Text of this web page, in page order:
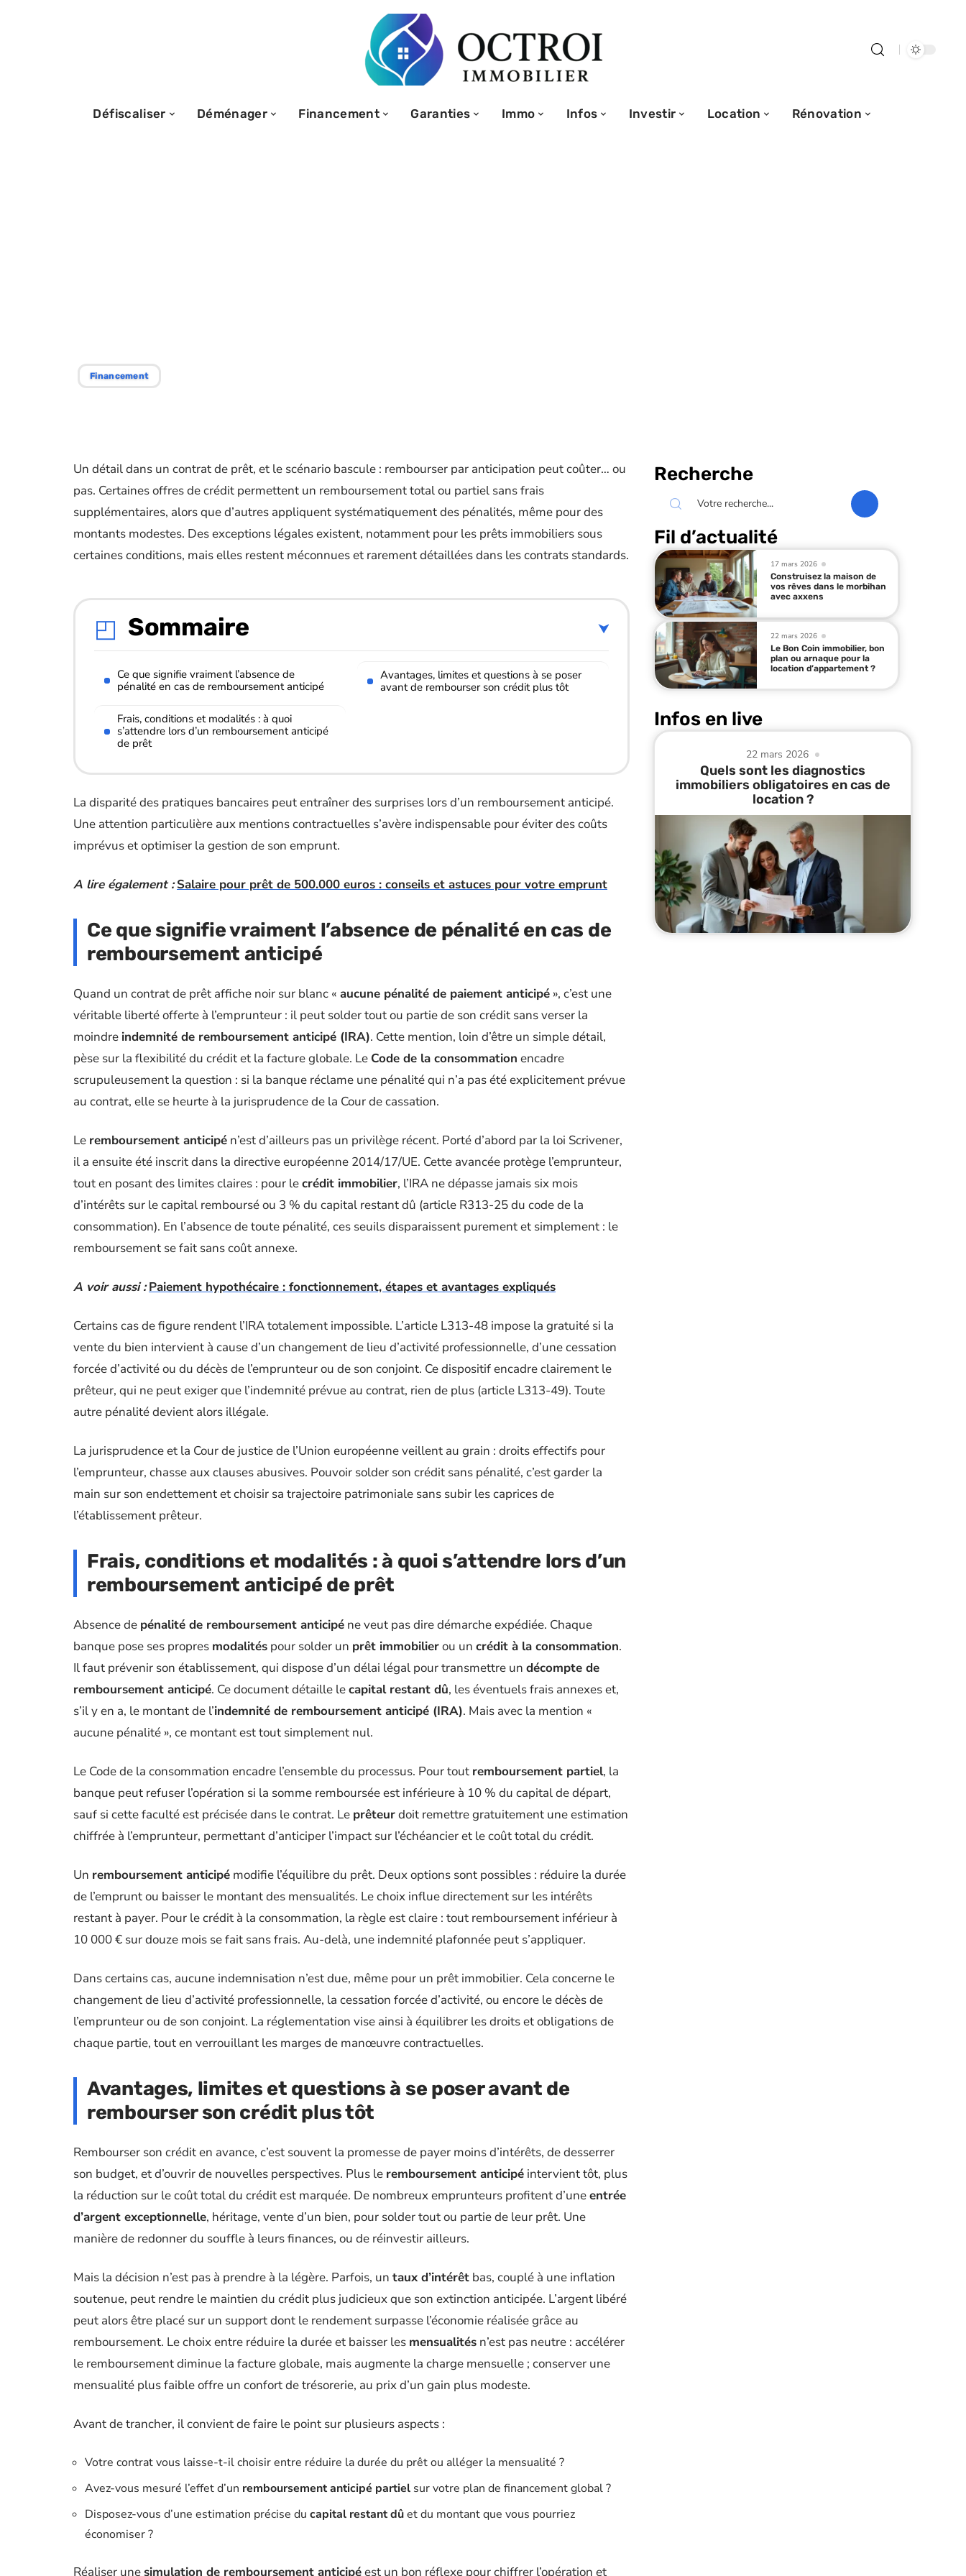
Défiscaliser Déménager Financement Garanties Immo Infos Investir Location Rénovation
Financement
Un détail dans un contrat de prêt, et le scénario bascule : rembourser par anticipation peut coûter… ou
pas. Certaines offres de crédit permettent un remboursement total ou partiel sans frais
supplémentaires, alors que d’autres appliquent systématiquement des pénalités, même pour des
montants modestes. Des exceptions légales existent, notamment pour les prêts immobiliers sous
certaines conditions, mais elles restent méconnues et rarement détaillées dans les contrats standards.
Sommaire
Ce que signifie vraiment l’absence de
pénalité en cas de remboursement anticipé
Frais, conditions et modalités : à quoi
s’attendre lors d’un remboursement anticipé
de prêt
Avantages, limites et questions à se poser
avant de rembourser son crédit plus tôt
La disparité des pratiques bancaires peut entraîner des surprises lors d’un remboursement anticipé.
Une attention particulière aux mentions contractuelles s’avère indispensable pour éviter des coûts
imprévus et optimiser la gestion de son emprunt.
A lire également : Salaire pour prêt de 500.000 euros : conseils et astuces pour votre emprunt
Ce que signifie vraiment l’absence de pénalité en cas de
remboursement anticipé
Quand un contrat de prêt affiche noir sur blanc « aucune pénalité de paiement anticipé », c’est une
véritable liberté offerte à l’emprunteur : il peut solder tout ou partie de son crédit sans verser la
moindre indemnité de remboursement anticipé (IRA). Cette mention, loin d’être un simple détail,
pèse sur la flexibilité du crédit et la facture globale. Le Code de la consommation encadre
scrupuleusement la question : si la banque réclame une pénalité qui n’a pas été explicitement prévue
au contrat, elle se heurte à la jurisprudence de la Cour de cassation.
Le remboursement anticipé n’est d’ailleurs pas un privilège récent. Porté d’abord par la loi Scrivener,
il a ensuite été inscrit dans la directive européenne 2014/17/UE. Cette avancée protège l’emprunteur,
tout en posant des limites claires : pour lecrédit immobilier, l’IRA ne dépasse jamais six mois
d’intérêts sur le capital remboursé ou 3 % du capital restant dû (article R313-25 du code de la
consommation). En l’absence de toute pénalité, ces seuils disparaissent purement et simplement : le
remboursement se fait sans coût annexe.
A voir aussi : Paiement hypothécaire : fonctionnement, étapes et avantages expliqués
Certains cas de figure rendent l’IRA totalement impossible. L’article L313-48 impose la gratuité si la
vente du bien intervient à cause d’un changement de lieu d’activité professionnelle, d’une cessation
forcée d’activité ou du décès de l’emprunteur ou de son conjoint. Ce dispositif encadre clairement le
prêteur, qui ne peut exiger que l’indemnité prévue au contrat, rien de plus (article L313-49). Toute
autre pénalité devient alors illégale.
La jurisprudence et la Cour de justice de l’Union européenne veillent au grain : droits effectifs pour
l’emprunteur, chasse aux clauses abusives. Pouvoir solder son crédit sans pénalité, c’est garder la
main sur son endettement et choisir sa trajectoire patrimoniale sans subir les caprices de
l’établissement prêteur.
Frais, conditions et modalités : à quoi s’attendre lors d’un
remboursement anticipé de prêt
Absence de pénalité de remboursement anticipé ne veut pas dire démarche expédiée. Chaque
banque pose ses propres modalités pour solder un prêt immobilierou un crédit à la consommation.
Il faut prévenir son établissement, qui dispose d’un délai légal pour transmettre un décompte de
remboursement anticipé. Ce document détaille lecapital restant dû, les éventuels frais annexes et,
s’il y en a, le montant de l’indemnité de remboursement anticipé (IRA). Mais avec la mention «
aucune pénalité », ce montant est tout simplement nul.
Le Code de la consommation encadre l’ensemble du processus. Pour tout remboursement partiel, la
banque peut refuser l’opération si la somme remboursée est inférieure à 10 % du capital de départ,
sauf si cette faculté est précisée dans le contrat. Le prêteurdoit remettre gratuitement une estimation
chiffrée à l’emprunteur, permettant d’anticiper l’impact sur l’échéancier et le coût total du crédit.
Un remboursement anticipé modifie l’équilibre du prêt. Deux options sont possibles : réduire la durée
de l’emprunt ou baisser le montant des mensualités. Le choix influe directement sur les intérêts
restant à payer. Pour le crédit à la consommation, la règle est claire : tout remboursement inférieur à
10 000 € sur douze mois se fait sans frais. Au-delà, une indemnité plafonnée peut s’appliquer.
Dans certains cas, aucune indemnisation n’est due, même pour un prêt immobilier. Cela concerne le
changement de lieu d’activité professionnelle, la cessation forcée d’activité, ou encore le décès de
l’emprunteur ou de son conjoint. La réglementation vise ainsi à équilibrer les droits et obligations de
chaque partie, tout en verrouillant les marges de manœuvre contractuelles.
Avantages, limites et questions à se poser avant de
rembourser son crédit plus tôt
Rembourser son crédit en avance, c’est souvent la promesse de payer moins d’intérêts, de desserrer
son budget, et d’ouvrir de nouvelles perspectives. Plus le remboursement anticipé intervient tôt, plus
la réduction sur le coût total du crédit est marquée. De nombreux emprunteurs profitent d’uneentrée
d’argent exceptionnelle, héritage, vente d’un bien, pour solder tout ou partie de leur prêt. Une
manière de redonner du souffle à leurs finances, ou de réinvestir ailleurs.
Mais la décision n’est pas à prendre à la légère. Parfois, un taux d’intérêt bas, couplé à une inflation
soutenue, peut rendre le maintien du crédit plus judicieux que son extinction anticipée. L’argent libéré
peut alors être placé sur un support dont le rendement surpasse l’économie réalisée grâce au
remboursement. Le choix entre réduire la durée et baisser les mensualités n’est pas neutre : accélérer
le remboursement diminue la facture globale, mais augmente la charge mensuelle ; conserver une
mensualité plus faible offre un confort de trésorerie, au prix d’un gain plus modeste.
Avant de trancher, il convient de faire le point sur plusieurs aspects :
Votre contrat vous laisse-t-il choisir entre réduire la durée du prêt ou alléger la mensualité ?
Avez-vous mesuré l’effet d’un remboursement anticipé partiel sur votre plan de financement global ?
Disposez-vous d’une estimation précise du capital restant dûet du montant que vous pourriez
économiser ?
Réaliser une simulation de remboursement anticipéest un bon réflexe pour chiffrer l’opération et
Recherche
Fil d’actualité
17 mars 2026
Construisez la maison de
vos rêves dans le morbihan
avec axxens
22 mars 2026
Le Bon Coin immobilier, bon
plan ou arnaque pour la
location d’appartement ?
Infos en live
22 mars 2026
Quels sont les diagnostics
immobiliers obligatoires en cas de
location ?